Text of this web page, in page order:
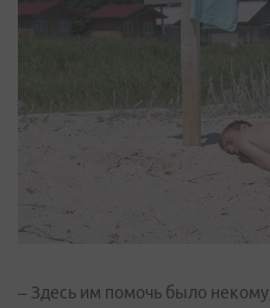
– Здесь им помочь было